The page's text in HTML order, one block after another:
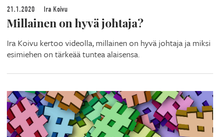
21.1.2020 Ira Koivu
Millainen on hyvä johtaja?
Ira Koivu kertoo videolla, millainen on hyvä johtaja ja miksi
esimiehen on tärkeää tuntea alaisensa.